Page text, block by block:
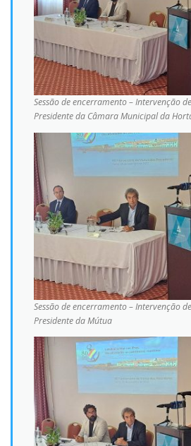
Sessão de encerramento – Intervenção
Presidente da Câmara Municipal da
Sessão de encerramento – Intervenção
Presidente da Mútua